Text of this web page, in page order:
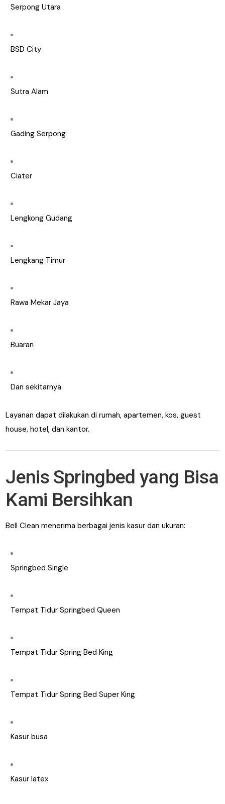
Serpong Utara
BSD City
Sutra Alam
Gading Serpong
Ciater
Lengkong Gudang
Lengkang Timur
Rawa Mekar Jaya
Buaran
Dan sekitarnya
Layanan dapat dilakukan di rumah, apartemen, kos, guest
house, hotel, dan kantor.
Jenis Springbed yang Bisa
Kami Bersihkan
Bell Clean menerima berbagai jenis kasur dan ukuran:
Springbed Single
Tempat Tidur Springbed Queen
Tempat Tidur Spring Bed King
Tempat Tidur Spring Bed Super King
Kasur busa
Kasur latex